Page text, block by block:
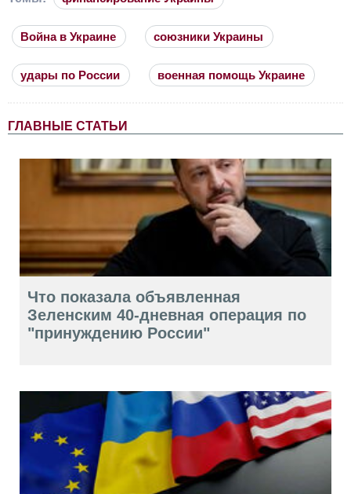
Война в Украине союзники Украины
удары по России военная помощь Украине
ГЛАВНЫЕ СТАТЬИ
Что показала объявленная
Зеленским 40-дневная операция по
"принуждению России"